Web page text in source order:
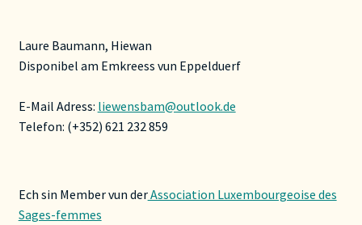
Laure Baumann, Hiewan
Disponibel am Emkreess vun Eppelduerf
E-Mail Adress: liewensbam@outlook.de
Telefon: (+352) 621 232 859
Ech sin Member vun derAssociation Luxembourgeoise des
Sages-femmes